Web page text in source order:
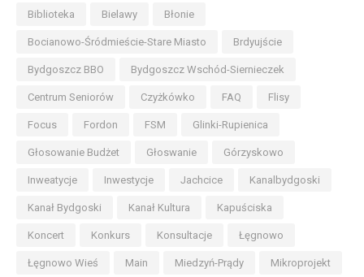
Biblioteka Bielawy Błonie
Bocianowo-Śródmieście-Stare Miasto Brdyujście
Bydgoszcz BBO Bydgoszcz Wschód-Siernieczek
Centrum Seniorów Czyżkówko FAQ Flisy
Focus Fordon FSM Glinki-Rupienica
Głosowanie Budżet Głoswanie Górzyskowo
Inweatycje Inwestycje Jachcice Kanalbydgoski
Kanał Bydgoski Kanał Kultura Kapuściska
Koncert Konkurs Konsultacje Łęgnowo
Łęgnowo Wieś Main Miedzyń-Prądy Mikroprojekt